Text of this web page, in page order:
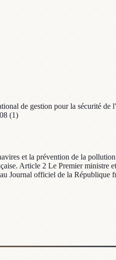
de gestion pour la sécurité de
(1)
et la prévention de la
Article 2 Le Premier ministre
Journal officiel de la République